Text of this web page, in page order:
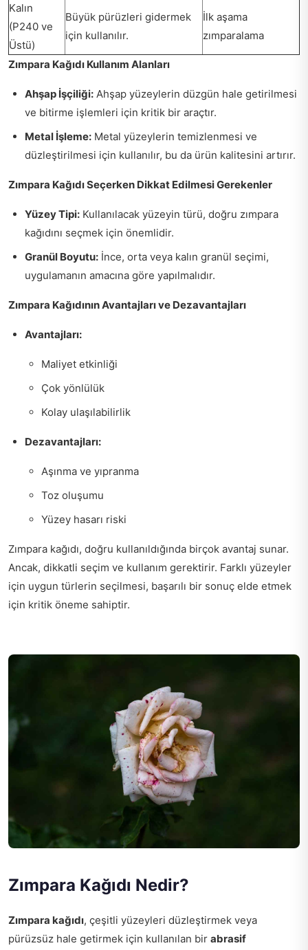
Kalın
(P240 ve
Üstü)
Büyük pürüzleri gidermek
için kullanılır.
İlk aşama
zımparalama
Zımpara Kağıdı Kullanım Alanları
Ahşap İşçiliği: Ahşap yüzeylerin düzgün hale getirilmesi
ve bitirme işlemleri için kritik bir araçtır.
Metal İşleme: Metal yüzeylerin temizlenmesi ve
düzleştirilmesi için kullanılır, bu da ürün kalitesini artırır.
Zımpara Kağıdı Seçerken Dikkat Edilmesi Gerekenler
Yüzey Tipi: Kullanılacak yüzeyin türü, doğru zımpara
kağıdını seçmek için önemlidir.
Granül Boyutu: İnce, orta veya kalın granül seçimi,
uygulamanın amacına göre yapılmalıdır.
Zımpara Kağıdının Avantajları ve Dezavantajları
Avantajları:
Maliyet etkinliği
Çok yönlülük
Kolay ulaşılabilirlik
Dezavantajları:
Aşınma ve yıpranma
Toz oluşumu
Yüzey hasarı riski
Zımpara kağıdı, doğru kullanıldığında birçok avantaj sunar.
Ancak, dikkatli seçim ve kullanım gerektirir. Farklı yüzeyler
için uygun türlerin seçilmesi, başarılı bir sonuç elde etmek
için kritik öneme sahiptir.
Zımpara Kağıdı Nedir?
Zımpara kağıdı, çeşitli yüzeyleri düzleştirmek veya
pürüzsüz hale getirmek için kullanılan bir abrasif